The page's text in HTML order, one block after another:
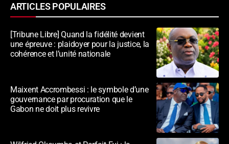
ARTICLES POPULAIRES
[Tribune Libre] Quand la fidélité devient
une épreuve : plaidoyer pour la justice, la
cohérence et l’unité nationale
Maixent Accrombessi : le symbole d’une
gouvernance par procuration que le
Gabon ne doit plus revivre